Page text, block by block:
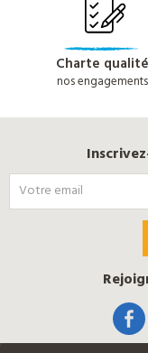
Charte qualité
nos engagements